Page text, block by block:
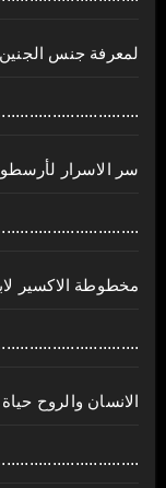
لمعرفة جنس
سر الاسرار
مخطوطة الاكسير
الانسان والروح